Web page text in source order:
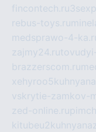
fincontech.ru
rebus-toys.ru
medsprawo-4-
zajmy24.ru
brazzerscom.ru
vskrytie-zamkov-
zed-online.ru